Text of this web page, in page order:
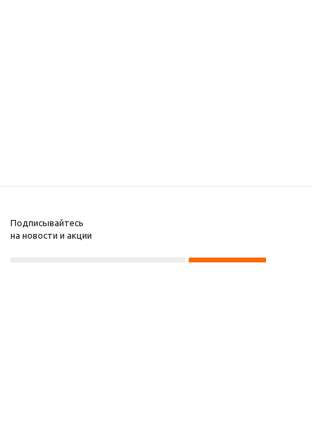
Подписывайтесь
на новости и акции